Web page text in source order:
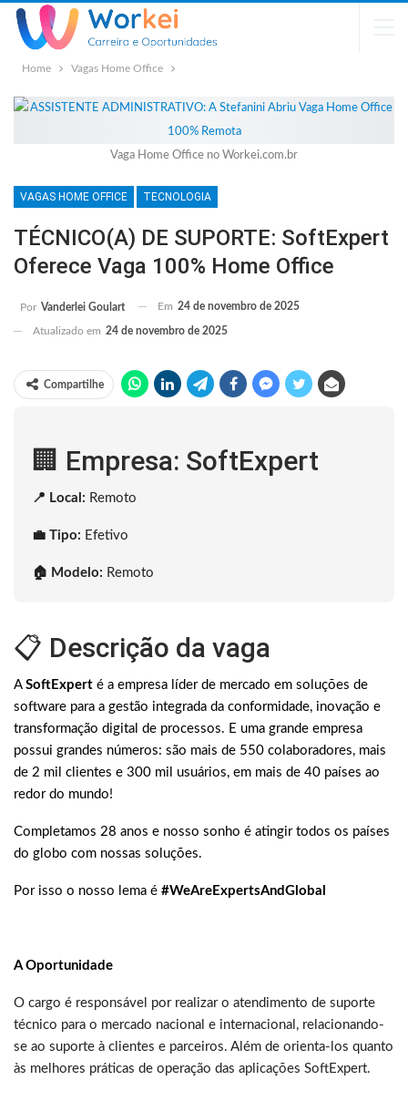
Home Vagas Home Office
Vaga Home Office no Workei.com.br
VAGAS HOME OFFICE TECNOLOGIA
TÉCNICO(A) DE SUPORTE: SoftExpert
Oferece Vaga 100% Home Office
Por Vanderlei Goulart Em 24 de novembro de 2025
Atualizado em 24 de novembro de 2025
Compartilhe
🏢 Empresa: SoftExpert
📍 Local: Remoto
💼 Tipo: Efetivo
🏠 Modelo: Remoto
📋 Descrição da vaga
A SoftExpert é a empresa líder de mercado em soluções de
software para a gestão integrada da conformidade, inovação e
transformação digital de processos. E uma grande empresa
possui grandes números: são mais de 550 colaboradores, mais
de 2 mil clientes e 300 mil usuários, em mais de 40 países ao
redor do mundo!
Completamos 28 anos e nosso sonho é atingir todos os países
do globo com nossas soluções.
Por isso o nosso lema é #WeAreExpertsAndGlobal
A Oportunidade
O cargo é responsável por realizar o atendimento de suporte
técnico para o mercado nacional e internacional, relacionando-
se ao suporte à clientes e parceiros. Além de orienta-los quanto
às melhores práticas de operação das aplicações SoftExpert.